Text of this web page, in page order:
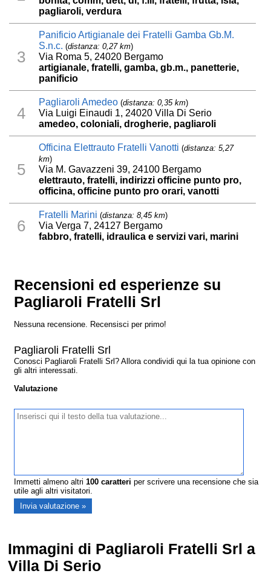
pagliaroli, verdura
3
Panificio Artigianale dei Fratelli Gamba Gb.M.
S.n.c. (distanza: 0,27 km)
Via Roma 5, 24020 Bergamo
artigianale, fratelli, gamba, gb.m., panetterie,
panificio
4
Pagliaroli Amedeo (distanza: 0,35 km)
Via Luigi Einaudi 1, 24020 Villa Di Serio
amedeo, coloniali, drogherie, pagliaroli
5
Officina Elettrauto Fratelli Vanotti (distanza: 5,27
km)
Via M. Gavazzeni 39, 24100 Bergamo
elettrauto, fratelli, indirizzi officine punto pro,
officina, officine punto pro orari, vanotti
6
Fratelli Marini (distanza: 8,45 km)
Via Verga 7, 24127 Bergamo
fabbro, fratelli, idraulica e servizi vari, marini
Recensioni ed esperienze su
Pagliaroli Fratelli Srl
Nessuna recensione. Recensisci per primo!
Pagliaroli Fratelli Srl
Conosci Pagliaroli Fratelli Srl? Allora condividi qui la tua opinione con
gli altri interessati.
Valutazione
Immetti almeno altri100 caratteri per scrivere una recensione che sia
utile agli altri visitatori.
Immagini di Pagliaroli Fratelli Srl a
Villa Di Serio